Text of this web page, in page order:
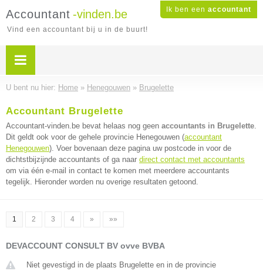
Ik ben een accountant
Accountant -vinden.be
Vind een accountant bij u in de buurt!
U bent nu hier: Home » Henegouwen » Brugelette
Accountant Brugelette
Accountant-vinden.be bevat helaas nog geen accountants in Brugelette.
Dit geldt ook voor de gehele provincie Henegouwen (accountant
Henegouwen). Voer bovenaan deze pagina uw postcode in voor de
dichtstbijzijnde accountants of ga naar direct contact met accountants
om via één e-mail in contact te komen met meerdere accountants
tegelijk. Hieronder worden nu overige resultaten getoond.
1 2 3 4 » »»
DEVACCOUNT CONSULT BV ovve BVBA
Niet gevestigd in de plaats Brugelette en in de provincie